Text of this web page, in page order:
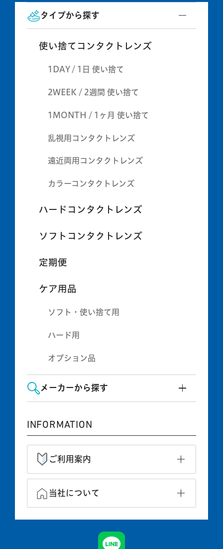
タイプから探す
使い捨てコンタクトレンズ
1DAY / 1日 使い捨て
2WEEK / 2週間 使い捨て
1MONTH / 1ヶ月 使い捨て
乱視用コンタクトレンズ
遠近両用コンタクトレンズ
カラーコンタクトレンズ
ハードコンタクトレンズ
ソフトコンタクトレンズ
定期便
ケア用品
ソフト・使い捨て用
ハード用
オプション品
メーカーから探す
INFORMATION
ご利用案内
当社について